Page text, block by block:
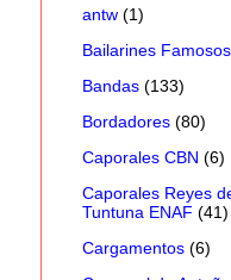
antw (1)
Bailarines Famosos
Bandas (133)
Bordadores (80)
Caporales CBN (6)
Caporales Reyes
Tuntuna ENAF (41)
Cargamentos (6)